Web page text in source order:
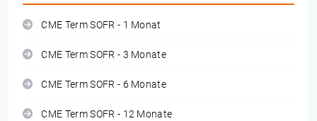
CME Term SOFR - 1 Monat
CME Term SOFR - 3 Monate
CME Term SOFR - 6 Monate
CME Term SOFR - 12 Monate